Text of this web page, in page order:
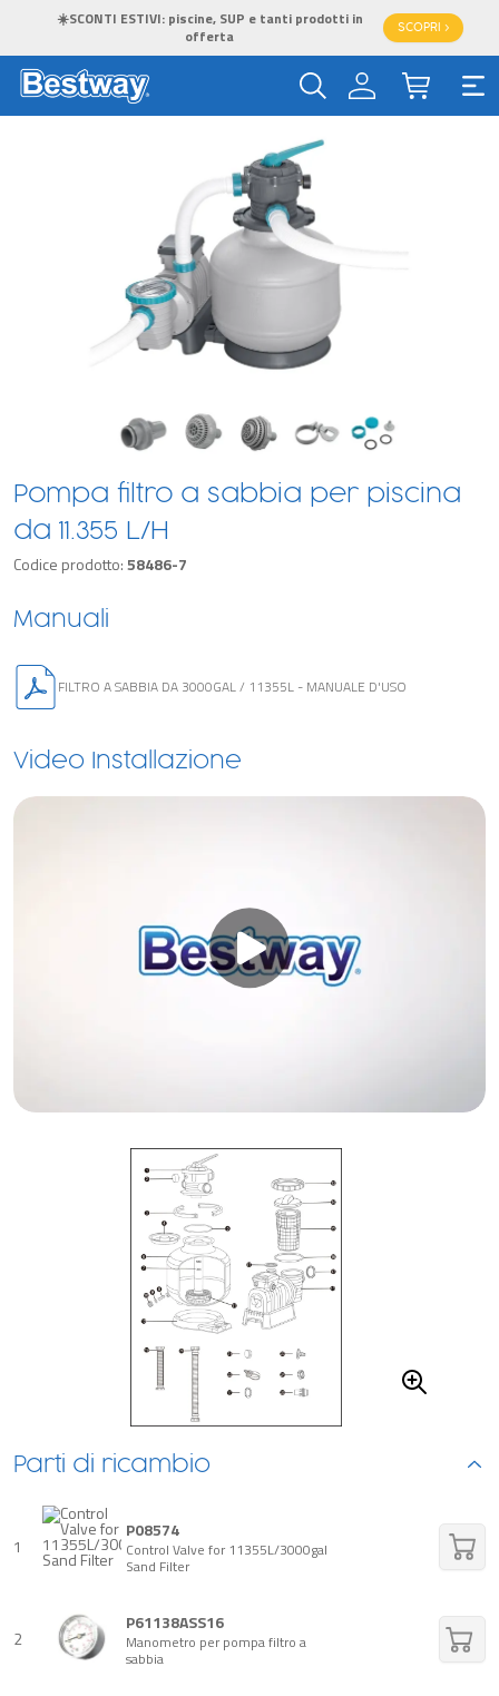
☀️SCONTI ESTIVI: piscine, SUP e tanti prodotti in
offerta
SCOPRI >
Pompa filtro a sabbia per piscina
da 11.355 L/H
Codice prodotto:58486-7
Manuali
FILTRO A SABBIA DA 3000GAL / 11355L - MANUALE D'USO
Video Installazione
Parti di ricambio
1
P08574
Control Valve for 11355L/3000gal
Sand Filter
2
P61138ASS16
Manometro per pompa filtro a
sabbia